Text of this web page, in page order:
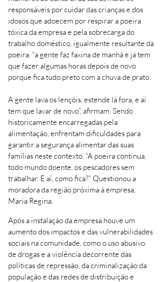
responsáveis por cuidar das crianças e dos
idosos que adoecem por respirar a poeira
tóxica da empresa e pela sobrecarga do
trabalho doméstico, igualmente resultante da
poeira. “a gente faz faxina de manhã e já tem
que fazer algumas horas depois de novo
porque fica tudo preto com a chuva de prato.
A gente lava os lençóis, estende lá fora, e aí
tem que lavar de novo”, afirmam. Sendo
historicamente encarregadas pela
alimentação, enfrentam dificuldades para
garantir a segurança alimentar das suas
famílias neste contexto. “A poeira continua,
todo mundo doente, os pescadores sem
trabalhar. E aí, como fica?” Questionou a
moradora da região próxima à empresa,
Maria Regina.
Após a instalação da empresa houve um
aumento dos impactos e das vulnerabilidades
sociais na comunidade, como o uso abusivo
de drogas e a violência decorrente das
políticas de repressão, da criminalização da
população e das redes de distribuição e